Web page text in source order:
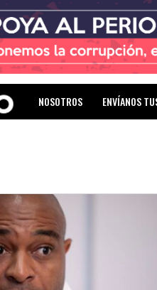
NOSOTROS ENVÍANOS